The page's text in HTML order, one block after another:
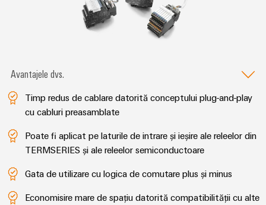
Avantajele dvs.
Timp redus de cablare datorită conceptului plug-and-play
cu cabluri preasamblate
Poate fi aplicat pe laturile de intrare și ieșire ale releelor din
TERMSERIES și ale releelor semiconductoare
Gata de utilizare cu logica de comutare plus și minus
Economisire mare de spațiu datorită compatibilității cu alte